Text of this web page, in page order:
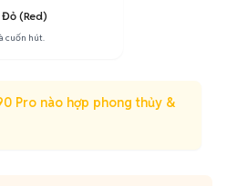
(Red)
cuốn hút.
Pro nào hợp phong thủy &